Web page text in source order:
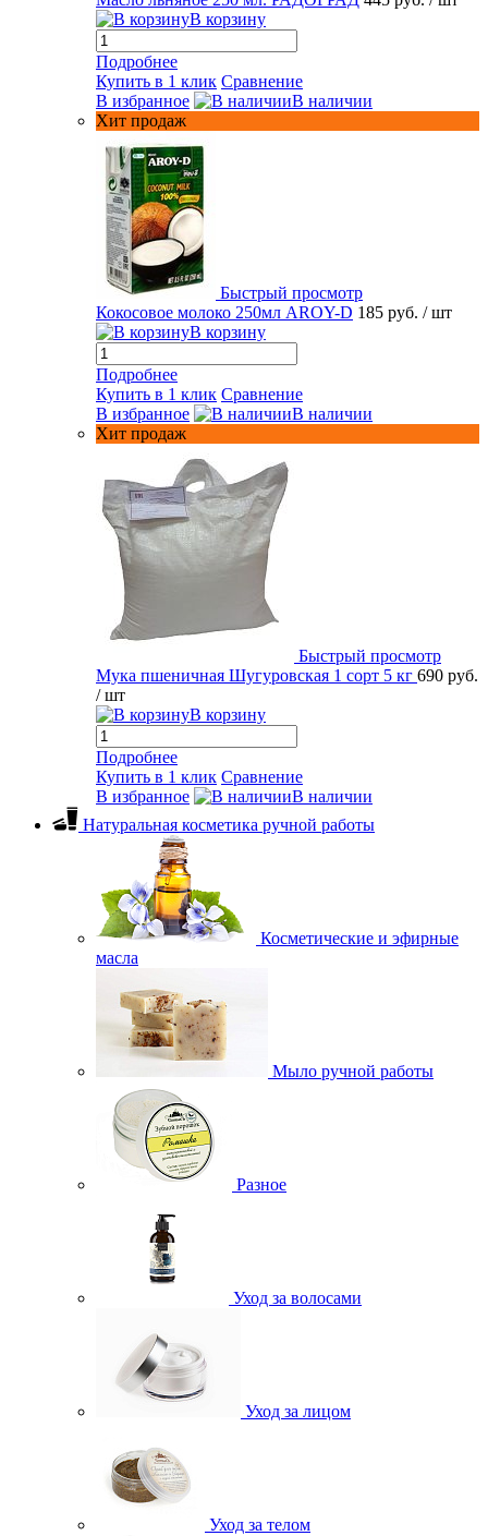
В корзину
Подробнее
Купить в 1 клик Сравнение
В избранное
В наличии
Хит продаж
Быстрый просмотр
Кокосовое молоко 250мл AROY-D 185 руб. / шт
В корзину
Подробнее
Купить в 1 клик Сравнение
В избранное
В наличии
Хит продаж
Быстрый просмотр
Мука пшеничная Шугуровская 1 сорт 5 кг 690 руб.
/ шт
В корзину
Подробнее
Купить в 1 клик Сравнение
В избранное
В наличии
Натуральная косметика ручной работы
Косметические и эфирные
масла
Мыло ручной работы
Разное
Уход за волосами
Уход за лицом
Уход за телом